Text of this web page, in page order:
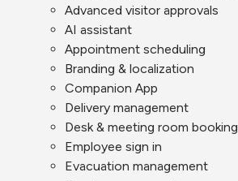
Advanced visitor approvals
AI assistant
Appointment scheduling
Branding & localization
Companion App
Delivery management
Desk & meeting room booking
Employee sign in
Evacuation management